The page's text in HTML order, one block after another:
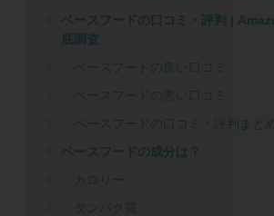
ベースフードの口コミ・評判 |
底調査
ベースフードの良い口コミ
ベースフードの悪い口コミ
ベースフードの口コミ・評判まと
ベースフードの成分は？
カロリー
タンパク質